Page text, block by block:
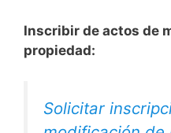
Inscribir de actos de
propiedad:
Solicitar